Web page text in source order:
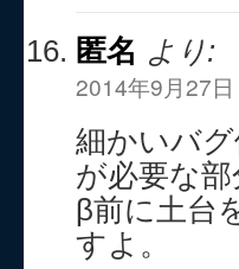
匿名 より:
2014年9月27
細かいバ
が必要な
β前に土台
すよ。